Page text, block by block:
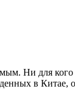
Ни для кого
в Китае,